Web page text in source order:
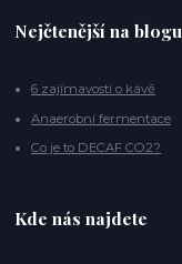
Nejčtenější na blogu
6 zajímavostí o kávě
Anaerobní fermentace
Co je to DECAF CO2?
Kde nás najdete